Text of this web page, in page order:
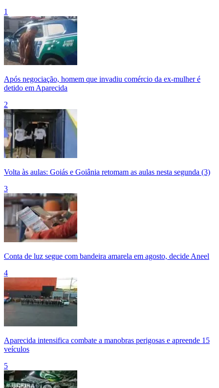
1
Após negociação, homem que invadiu comércio da ex-mulher é
detido em Aparecida
2
Volta às aulas: Goiás e Goiânia retomam as aulas nesta segunda (3)
3
Conta de luz segue com bandeira amarela em agosto, decide Aneel
4
Aparecida intensifica combate a manobras perigosas e apreende 15
veículos
5